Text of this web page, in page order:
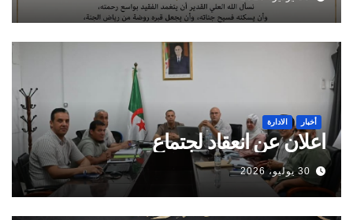
أخبار الادارة
اعلان عن انعقاد لجتماع
30 يوليو، 2026